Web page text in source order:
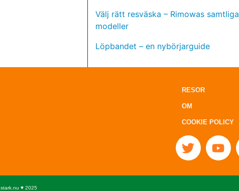
Välj rätt resväska – Rimowas samtliga
modeller
Löpbandet – en nybörjarguide
RESOR
OM
COOKIE POLICY
stark.nu ♥ 2025